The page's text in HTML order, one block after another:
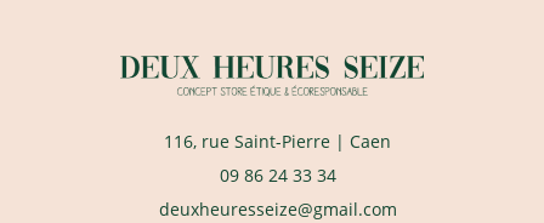
116, rue Saint-Pierre | Caen
09 86 24 33 34
deuxheuresseize@gmail.com